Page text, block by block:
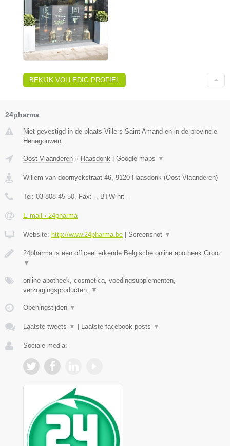
BEKIJK VOLLEDIG PROFIEL
24pharma
Niet gevestigd in de plaats Villers Saint Amand en in de provincie
Henegouwen.
Oost-Vlaanderen » Haasdonk Google maps ▼
Willem van doornyckstraat 46 9120 Haasdonk (Oost-Vlaanderen)
Tel: 03 808 45 50 , Fax: - , BTW-nr: -
E-mail › 24pharma
Website: http://www.24pharma.be Screenshot ▼
24pharma is een officeel erkende Belgische online apotheek.Groot
▼
online apotheek, cosmetica, voedingsupplementen,
verzorgingsproducten,
▼
Openingstijden ▼
Laatste tweets ▼ Laatste facebook posts ▼
Sociale media: